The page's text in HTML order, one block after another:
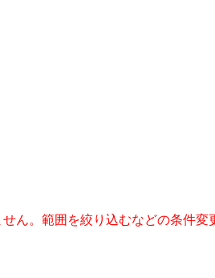
ん。範囲を絞り込むなどの条件変